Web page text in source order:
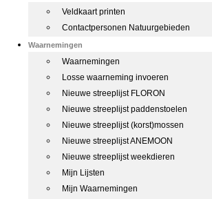
Veldkaart printen
Contactpersonen Natuurgebieden
Waarnemingen
Waarnemingen
Losse waarneming invoeren
Nieuwe streeplijst FLORON
Nieuwe streeplijst paddenstoelen
Nieuwe streeplijst (korst)mossen
Nieuwe streeplijst ANEMOON
Nieuwe streeplijst weekdieren
Mijn Lijsten
Mijn Waarnemingen